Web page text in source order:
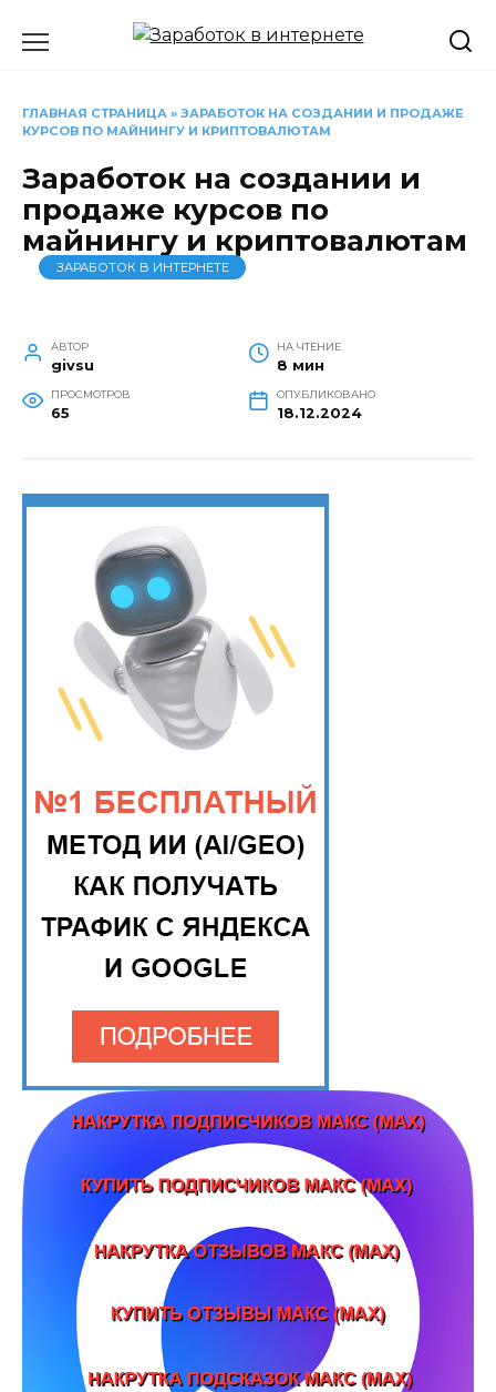
ГЛАВНАЯ СТРАНИЦА » ЗАРАБОТОК НА СОЗДАНИИ И ПРОДАЖЕ
КУРСОВ ПО МАЙНИНГУ И КРИПТОВАЛЮТАМ
Заработок на создании и
продаже курсов по
майнингу и криптовалютам
ЗАРАБОТОК В ИНТЕРНЕТЕ
АВТОР
givsu
НА ЧТЕНИЕ
8 мин
ПРОСМОТРОВ
65
ОПУБЛИКОВАНО
18.12.2024